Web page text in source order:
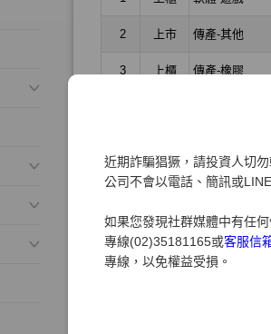
近期詐騙猖獗，請投資人切
公司不會以電話、簡訊或
如果您發現社群媒體中有任
專線(02)35181165或客服信
專線，以免權益受損。